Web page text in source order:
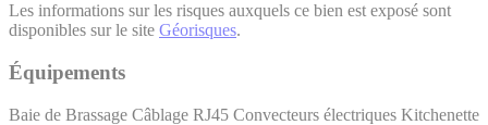
Les informations sur les risques auxquels ce bien est exposé sont
disponibles sur le site Géorisques.
Équipements
Baie de Brassage Câblage RJ45 Convecteurs électriques Kitchenette